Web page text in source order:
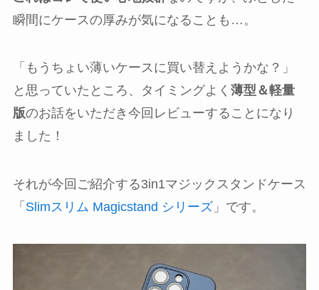
瞬間にケースの厚みが気になることも…。
「もうちょい薄いケースに買い替えようかな？」
と思っていたところ、タイミングよく 薄型＆軽量
版のお話をいただき今回レビューすることになり
ました！
それが今回ご紹介する3in1マジックスタンドケース
「 Slimスリム Magicstand シリーズ」です。